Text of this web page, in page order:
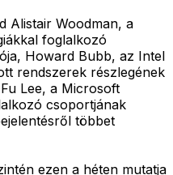
Alistair Woodman, a
foglalkozó
Howard Bubb, az Intel
rendszerek részlegének
Lee, a Microsoft
csoportjának
többet
ezen a héten mutatja